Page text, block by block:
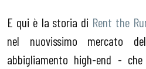
E qui è la storia di Rent the
nel nuovissimo mercato
abbigliamento high-end -